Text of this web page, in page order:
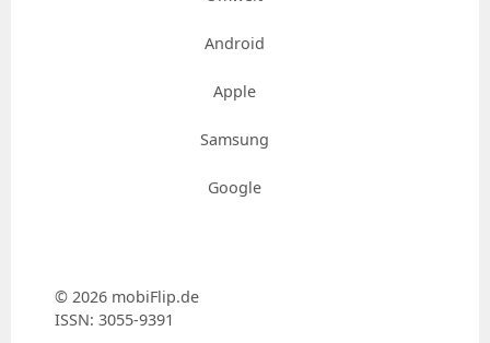
Android
Apple
Samsung
Google
© 2026 mobiFlip.de
ISSN: 3055-9391